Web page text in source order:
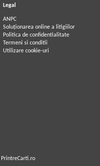
Legal
ANPC
Soluționarea online a litigiilor
Politica de confidentialitate
Termeni si conditii
Utilizare cookie-uri
PrintreCarti.ro